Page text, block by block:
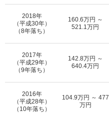
2018年
（平成30年）
（8年落ち）
160.6万円 ～
521.1万円
2017年
（平成29年）
（9年落ち）
142.8万円 ～
640.4万円
2016年
（平成28年）
（10年落ち）
104.9万円 ～ 477
万円